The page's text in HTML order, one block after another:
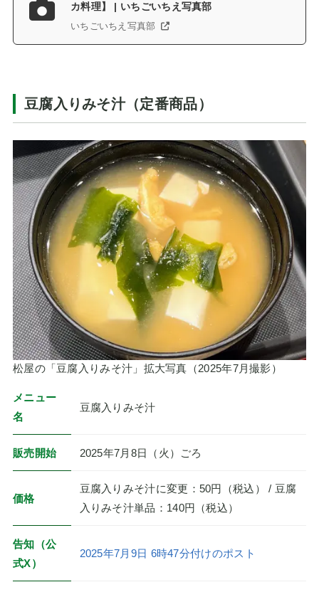
カ料理】 | いちごいちえ写真部
いちごいちえ写真部
豆腐入りみそ汁（定番商品）
松屋の「豆腐入りみそ汁」拡大写真（2025年7月撮影）
メニュー
名
豆腐入りみそ汁
販売開始 2025年7月8日（火）ごろ
価格
豆腐入りみそ汁に変更：50円（税込） / 豆腐
入りみそ汁単品：140円（税込）
告知（公
式X）
2025年7月9日 6時47分付けのポスト